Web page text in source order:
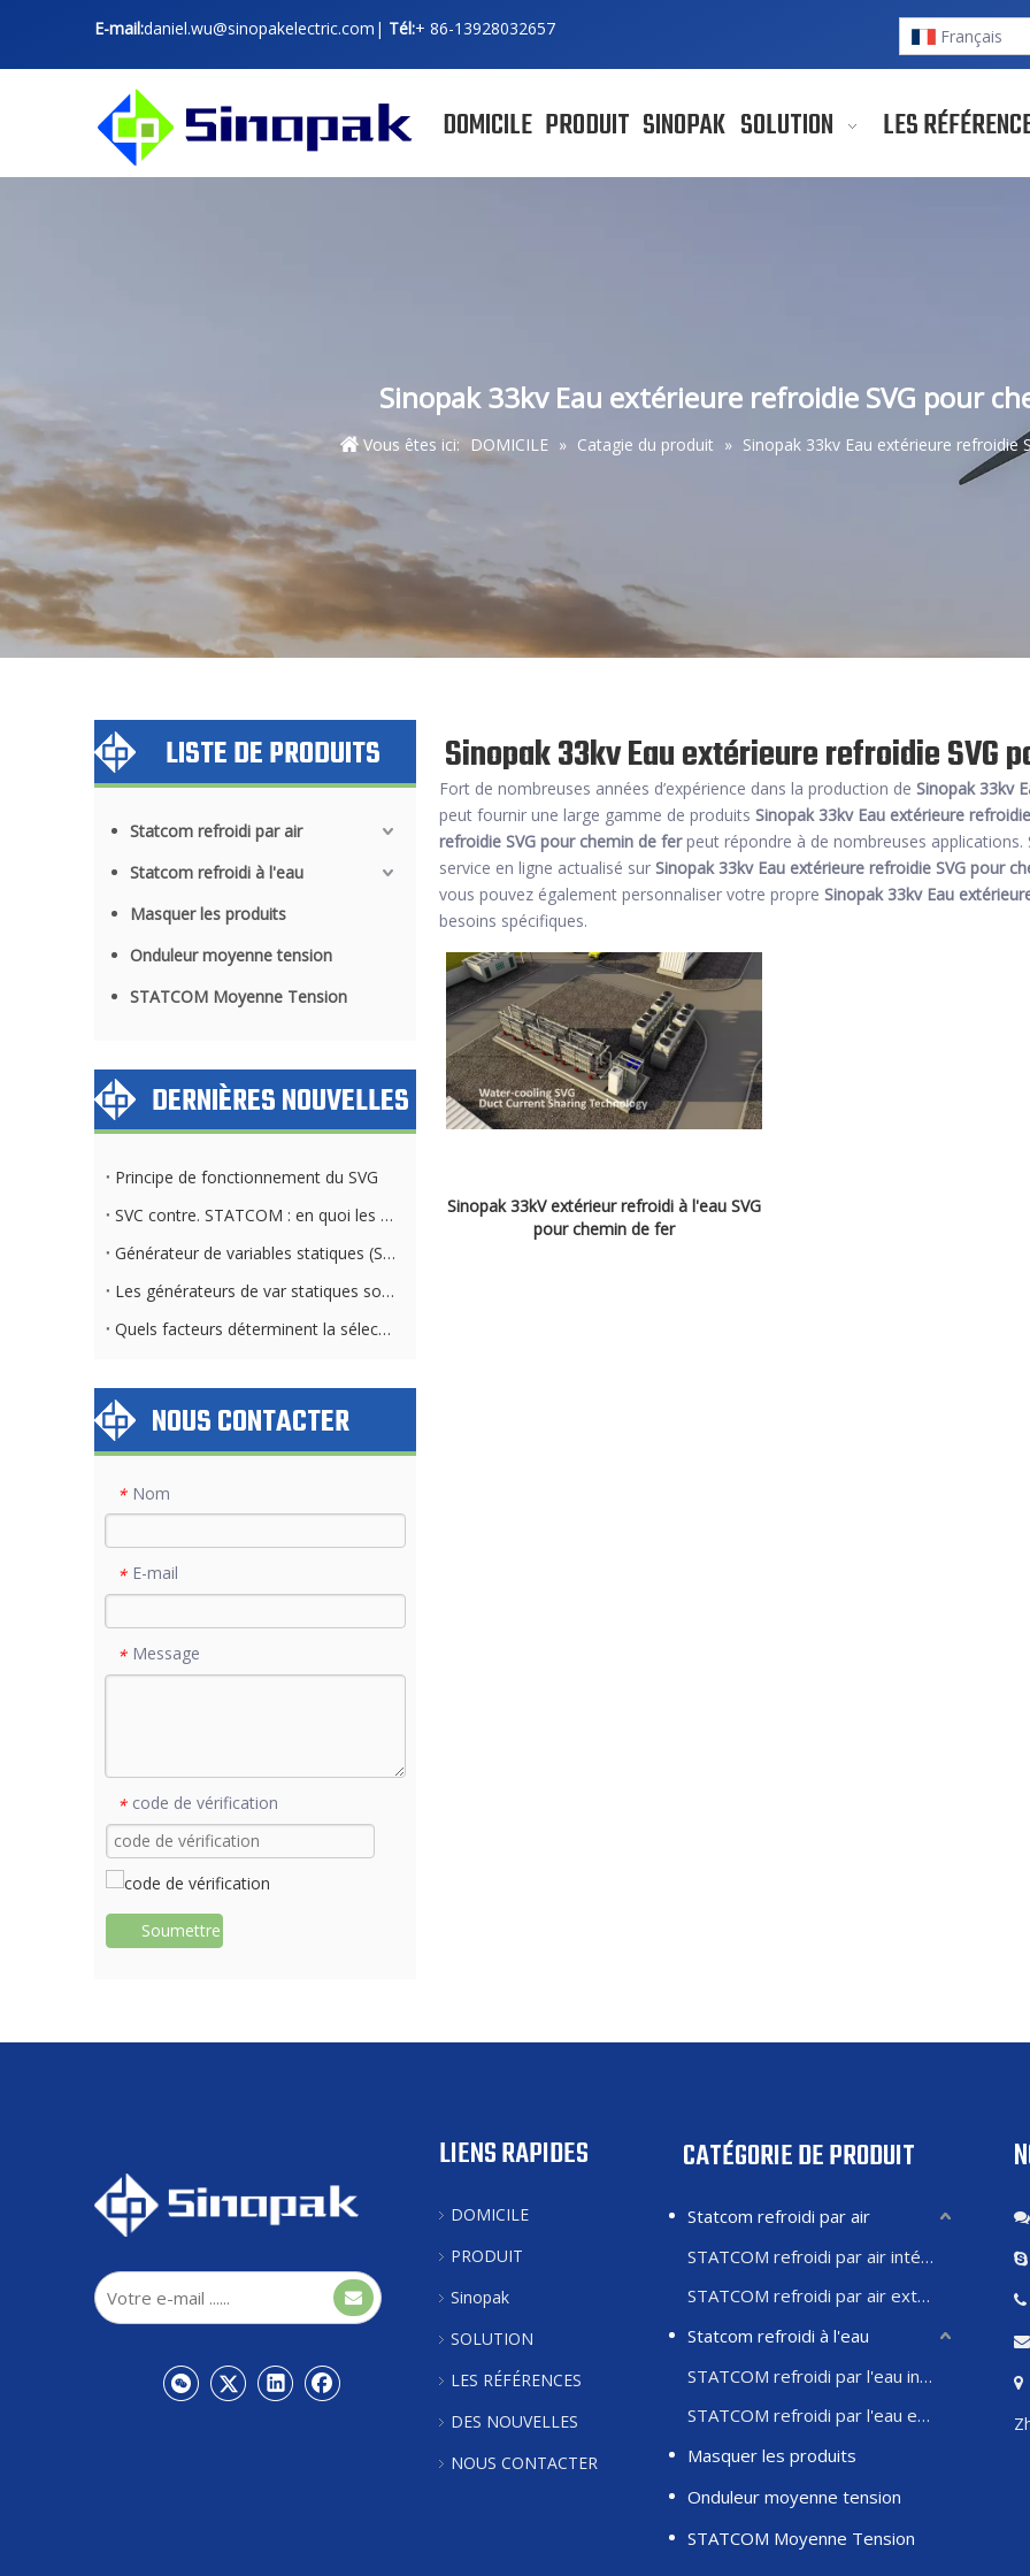
E-mail:daniel.wu@sinopakelectric.com | Tél:+ 86-13928032657 Français
DOMICILE PRODUIT SINOPAK SOLUTION LES
Sinopak 33kv Eau extérieure refroidie SVG pour
Vous êtes ici: DOMICILE » Catagie du produit » Sinopak 33kv Eau extérieure refroidie
LISTE DE PRODUITS
Statcom refroidi par air
Statcom refroidi à l'eau
Masquer les produits
Onduleur moyenne tension
STATCOM Moyenne Tension
DERNIÈRES NOUVELLES
Principe de fonctionnement du SVG
SVC contre. STATCOM : en quoi les exigences du système de refroidissement diffèrent
Générateur de variables statiques (SVG) et banque de condensateurs : différences clés
Les générateurs de var statiques sont-ils applicables dans toutes les industries et tous les secteurs ?
Quels facteurs déterminent la sélection de la méthode de refroidissement STATCOM
NOUS CONTACTER
* Nom
* E-mail
* Message
* code de vérification
Soumettre
Sinopak 33kv Eau extérieure refroidie SVG
Fort de nombreuses années d’expérience dans la production de Sinopak 33kv
peut fournir une large gamme de produits Sinopak 33kv Eau extérieure
refroidie SVG pour chemin de ferpeut répondre à de nombreuses
service en ligne actualisé sur Sinopak 33kv Eau extérieure refroidie SVG pour
vous pouvez également personnaliser votre propre Sinopak 33kv Eau
besoins spécifiques.
Sinopak 33kV extérieur refroidi à l'eau SVG
pour chemin de fer
LIENS RAPIDES
DOMICILE
PRODUIT
Sinopak
SOLUTION
LES RÉFÉRENCES
DES NOUVELLES
NOUS CONTACTER
CATÉGORIE DE PRODUIT
Statcom refroidi par air
STATCOM refroidi par air intérieur
STATCOM refroidi par air extérieur
Statcom refroidi à l'eau
STATCOM refroidi par l'eau intérieure
STATCOM refroidi par l'eau extérieure
Masquer les produits
Onduleur moyenne tension
STATCOM Moyenne Tension
